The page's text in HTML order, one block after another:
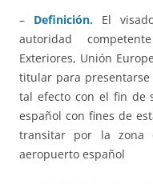
– Definición. El
autoridad
Exteriores, Unión
titular para
tal efecto con el fin de
español con fines de
transitar por la zona
aeropuerto español